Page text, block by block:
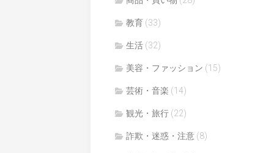
教育 (33)
生活 (32)
美容・ファッション (15)
芸術・音楽 (14)
観光・旅行 (22)
詐欺・迷惑・注意 (8)